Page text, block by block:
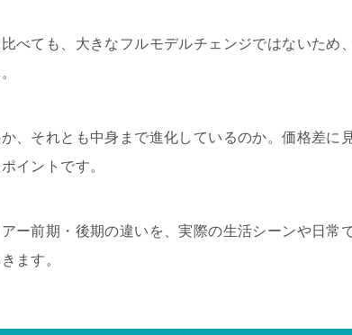
べても、大きなフルモデルチェンジではないため
、それとも中身まで進化しているのか。価格差に
イントです。
ー前期・後期の違いを、実際の生活シーンや日常
ます。